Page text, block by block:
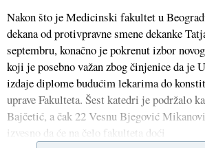
Nakon što je Medicinski fakultet u
dekana od protivpravne smene dekanke
septembru, konačno je pokrenut izbor
koji je posebno važan zbog činjenice da je
izdaje diplome budućim lekarima do
uprave Fakulteta. Šest katedri je podržalo
Bajčetić, a čak 22 Vesnu Bjegović
izvesno da će na čelo fakulteta doći